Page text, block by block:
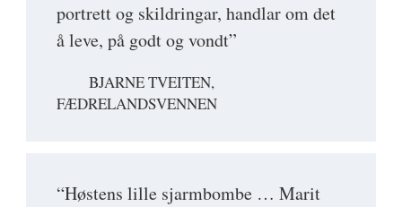
portrett og skildringar, handlar om det
å leve, på godt og vondt”
BJARNE TVEITEN,
FÆDRELANDSVENNEN
“Høstens lille sjarmbombe … Marit